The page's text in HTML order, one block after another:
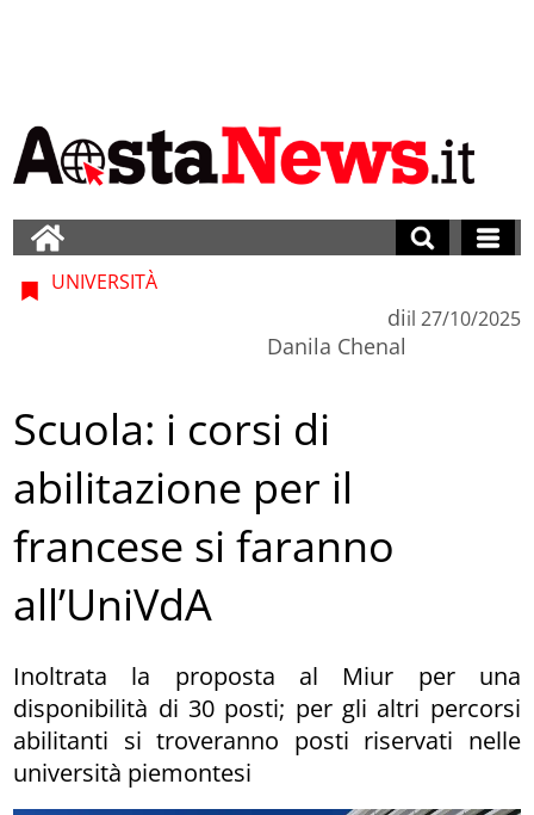
UNIVERSITÀ
di
Danila Chenal
il 27/10/2025
Scuola: i corsi di
abilitazione per il
francese si faranno
all’UniVdA
Inoltrata la proposta al Miur per una
disponibilità di 30 posti; per gli altri percorsi
abilitanti si troveranno posti riservati nelle
università piemontesi